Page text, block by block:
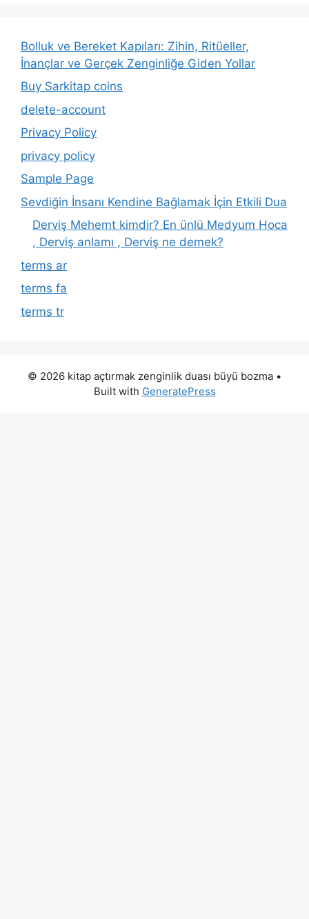
Bolluk ve Bereket Kapıları: Zihin, Ritüeller,
İnançlar ve Gerçek Zenginliğe Giden Yollar
Buy Sarkitap coins
delete-account
Privacy Policy
privacy policy
Sample Page
Sevdiğin İnsanı Kendine Bağlamak İçin Etkili Dua
Derviş Mehemt kimdir? En ünlü Medyum Hoca
, Derviş anlamı , Derviş ne demek?
terms ar
terms fa
terms tr
© 2026 kitap açtırmak zenginlik duası büyü bozma •
Built with GeneratePress